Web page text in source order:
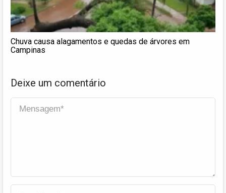
Chuva causa alagamentos e quedas de árvores em
Campinas
Deixe um comentário